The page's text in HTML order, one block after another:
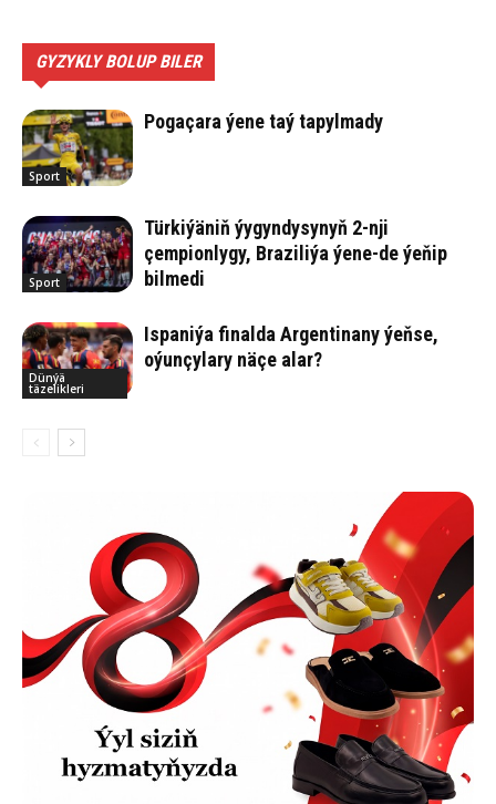
GYZYKLY BOLUP BILER
Sport
Pogaçara ýene taý tapylmady
Sport
Türkiýäniň ýygyndysynyň 2-nji
çempionlygy, Braziliýa ýene-de ýeňip
bilmedi
Dünýä
täzelikleri
Ispaniýa finalda Argentinany ýeňse,
oýunçylary näçe alar?